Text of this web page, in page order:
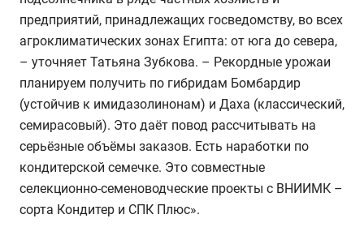
предприятий, принадлежащих госведомству, во всех
агроклиматических зонах Египта: от юга до севера,
– уточняет Татьяна Зубкова. – Рекордные урожаи
планируем получить по гибридам Бомбардир
(устойчив к имидазолинонам) и Даха (классический,
семирасовый). Это даёт повод рассчитывать на
серьёзные объёмы заказов. Есть наработки по
кондитерской семечке. Это совместные
селекционно-семеноводческие проекты с ВНИИМК –
сорта Кондитер и СПК Плюс».